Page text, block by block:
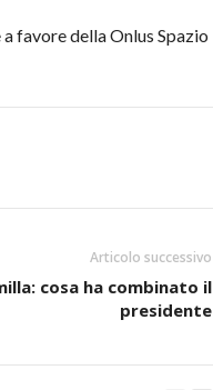
favore della Onlus Spazio
Articolo successivo
cosa ha combinato il
presidente